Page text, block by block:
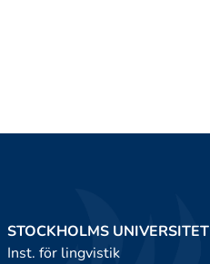
STOCKHOLMS UNIVERSITET
Inst. för lingvistik